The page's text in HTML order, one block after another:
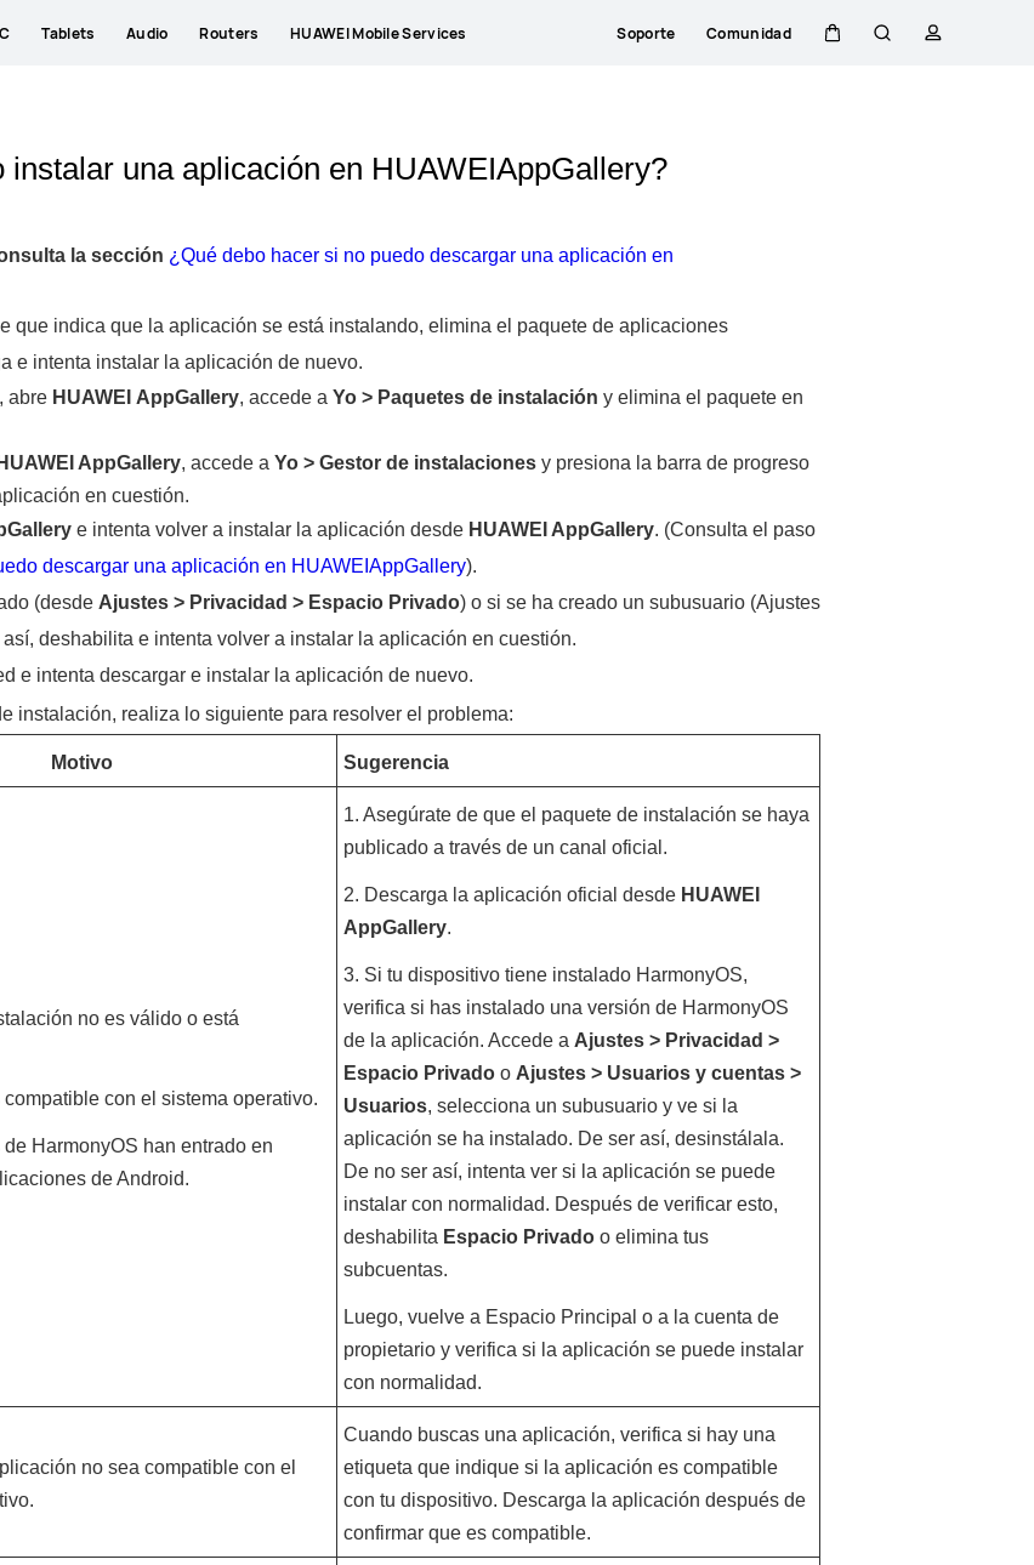
Tablets Audio Routers HUAWEI Mobile Services Soporte Comunidad
una aplicación en HUAWEIAppGallery?
la sección ¿Qué debo hacer si no puedo descargar una aplicación en
que indica que la aplicación se está instalando, elimina el paquete de aplicaciones
e intenta instalar la aplicación de nuevo.
abre HUAWEI AppGallery, accede a Yo> Paquetes de instalación y elimina el paquete en
HUAWEI AppGallery, accede a Yo> Gestor de instalacionesy presiona la barra de progreso
en cuestión.
e intenta volver a instalar la aplicación desde HUAWEI AppGallery. (Consulta el paso
descargar una aplicación en HUAWEIAppGallery).
(desde Ajustes> Privacidad > Espacio Privado) o si se ha creado un subusuario (Ajustes
deshabilita e intenta volver a instalar la aplicación en cuestión.
e intenta descargar e instalar la aplicación de nuevo.
instalación, realiza lo siguiente para resolver el problema:
Motivo Sugerencia
no es válido o está
con el sistema operativo.
HarmonyOS han entrado en
de Android.
1. Asegúrate de que el paquete de instalación se haya
publicado a través de un canal oficial.
2. Descarga la aplicación oficial desde HUAWEI
AppGallery.
3. Si tu dispositivo tiene instalado HarmonyOS,
verifica si has instalado una versión de HarmonyOS
de la aplicación. Accede a Ajustes> Privacidad >
Espacio Privadoo Ajustes> Usuarios y cuentas>
Usuarios, selecciona un subusuario y ve si la
aplicación se ha instalado. De ser así, desinstálala.
De no ser así, intenta ver si la aplicación se puede
instalar con normalidad. Después de verificar esto,
deshabilita Espacio Privadoo elimina tus
subcuentas.
Luego, vuelve a Espacio Principal o a la cuenta de
propietario y verifica si la aplicación se puede instalar
con normalidad.
no sea compatible con el
Cuando buscas una aplicación, verifica si hay una
etiqueta que indique si la aplicación es compatible
con tu dispositivo. Descarga la aplicación después de
confirmar que es compatible.